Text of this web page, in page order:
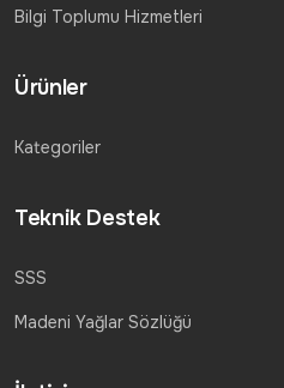
Bilgi Toplumu Hizmetleri
Ürünler
Kategoriler
Teknik Destek
SSS
Madeni Yağlar Sözlüğü